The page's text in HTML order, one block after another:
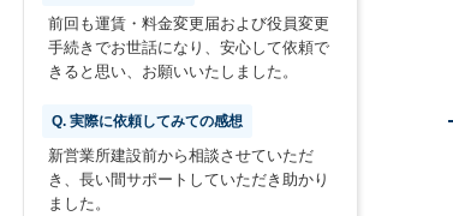
前回も運賃・料金変更届および役員変更
手続きでお世話になり、安心して依頼で
きると思い、お願いいたしました。
Q. 実際に依頼してみての感想
新営業所建設前から相談させていただ
き、長い間サポートしていただき助かり
ました。